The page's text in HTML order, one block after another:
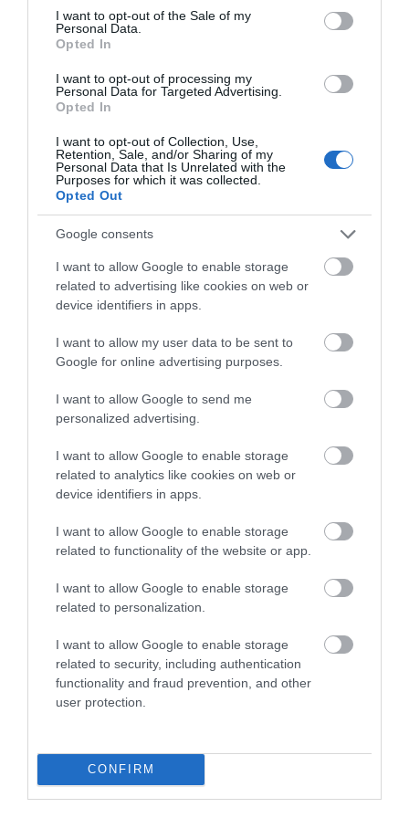
consent section.
I want to opt-out of the Sale of my
Personal Data.
Opted In
I want to opt-out of processing my
Personal Data for Targeted Advertising.
Opted In
I want to opt-out of Collection, Use,
Retention, Sale, and/or Sharing of my
Personal Data that Is Unrelated with the
Purposes for which it was collected.
Opted Out
Google consents
I want to allow Google to enable storage
related to advertising like cookies on web or
device identifiers in apps.
I want to allow my user data to be sent to
Google for online advertising purposes.
I want to allow Google to send me
personalized advertising.
I want to allow Google to enable storage
related to analytics like cookies on web or
device identifiers in apps.
I want to allow Google to enable storage
related to functionality of the website or app.
I want to allow Google to enable storage
related to personalization.
I want to allow Google to enable storage
related to security, including authentication
functionality and fraud prevention, and other
user protection.
CONFIRM
Εφαρμόστε σε ελαφρώς νωπά μαλλιά. Πάρτε μικρή ποσότητα
πομάδας στην παλάμη και τρίψτε τη ανάμεσα στις παλάμες μέχρι να
Απλώστε την από τις ρίζες έως τις άκρες και χρησιμοποιήστε τα
χτενίσματος.
Για περισσότερο όγκο, η επίσημη οδηγία προτείνει να γυρίσετε το
κεφάλι προς τα κάτω και να χρησιμοποιήσετε φυσούνα.
ΠΡΟΤΕΙΝΕΙ
Korres Yoghurt
και Σώματος SPF50 200ml
Διαθέσιμο
14,96 €
Αναπλήρωσης Όγκου
Διαθέσιμο
34,90 €